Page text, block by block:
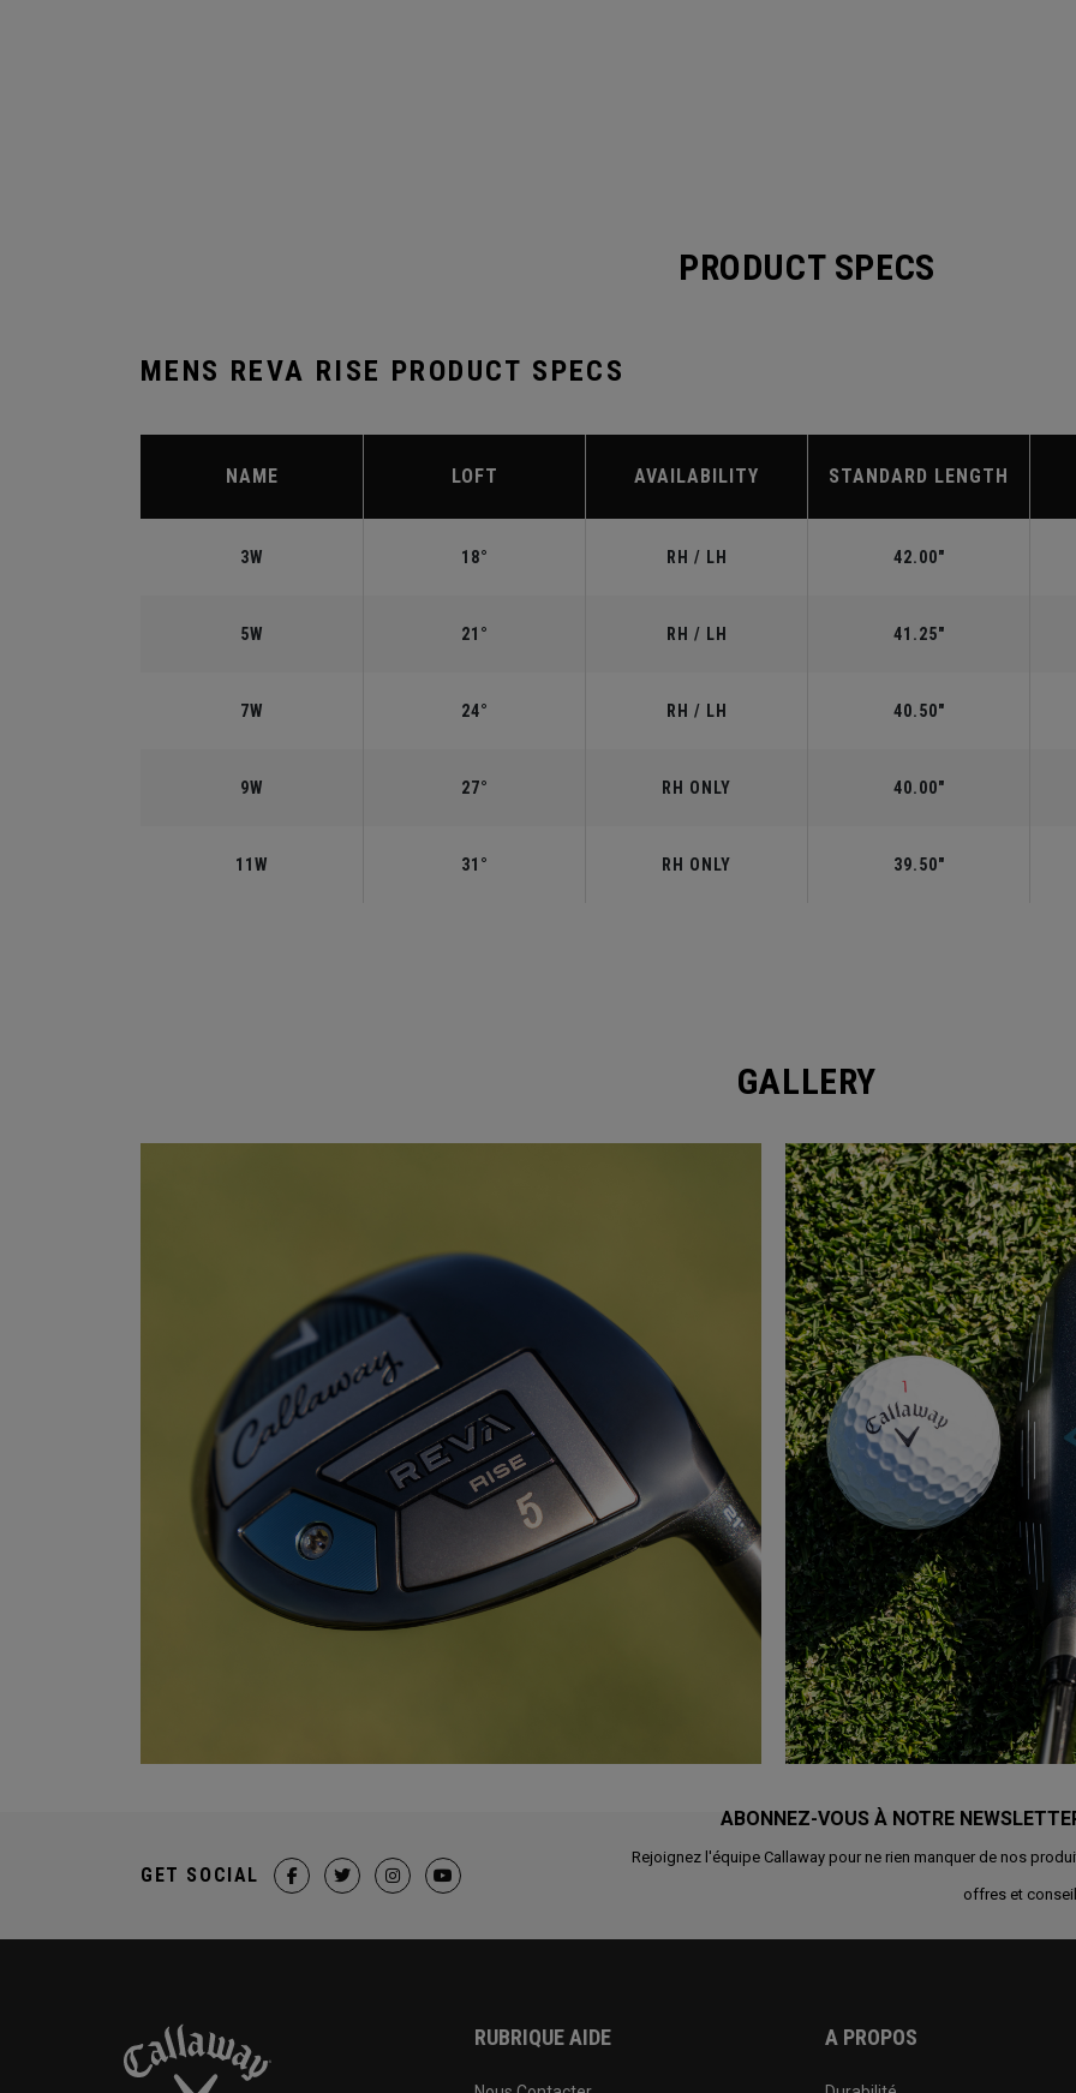
PRODUCT SPECS
MENS REVA RISE PRODUCT SPECS
NAME LOFT AVAILABILITY STANDARD LENGTH
3W 18° RH / LH 42.00"
5W 21° RH / LH 41.25"
7W 24° RH / LH 40.50"
9W 27° RH ONLY 40.00"
11W 31° RH ONLY 39.50"
GALLERY
ABONNEZ-VOUS À NOTRE
Rejoignez l'équipe Callaway pour ne rien manquer de nos
offres et
GET SOCIAL
RUBRIQUE AIDE A PROPOS